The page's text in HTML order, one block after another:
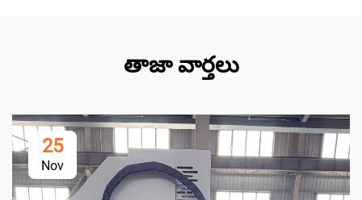
తాజా వార్తలు
25
Nov